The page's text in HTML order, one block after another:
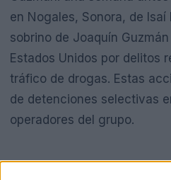
en Nogales, Sonora, de Isaí
sobrino de Joaquín
Estados Unidos por delitos
tráfico de drogas. Estas
de detenciones selectivas
operadores del grupo.